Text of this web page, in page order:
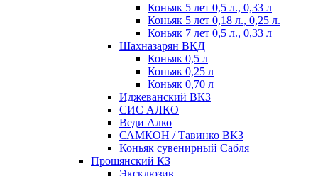
Коньяк 5 лет 0,5 л., 0,33 л
Коньяк 5 лет 0,18 л., 0,25 л.
Коньяк 7 лет 0,5 л., 0,33 л
Шахназарян ВКД
Коньяк 0,5 л
Коньяк 0,25 л
Коньяк 0,70 л
Иджеванский ВКЗ
СИС АЛКО
Веди Алко
САМКОН / Тавинко ВКЗ
Коньяк сувенирный Сабля
Прошянский КЗ
Эксклюзив